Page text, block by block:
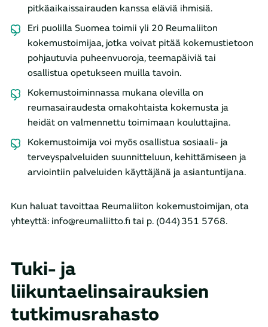
pitkäaikaissairauden kanssa eläviä ihmisiä.
Eri puolilla Suomea toimii yli 20 Reumaliiton
kokemustoimijaa, jotka voivat pitää kokemustietoon
pohjautuvia puheenvuoroja, teemapäiviä tai
osallistua opetukseen muilla tavoin.
Kokemustoiminnassa mukana olevilla on
reumasairaudesta omakohtaista kokemusta ja
heidät on valmennettu toimimaan kouluttajina.
Kokemustoimija voi myös osallistua sosiaali- ja
terveyspalveluiden suunnitteluun, kehittämiseen ja
arviointiin palveluiden käyttäjänä ja asiantuntijana.
Kun haluat tavoittaa Reumaliiton kokemustoimijan, ota
yhteyttä: info@reumaliitto.ﬁ tai p. (044) 351 5768.
Tuki- ja
liikuntaelinsairauksien
tutkimusrahasto